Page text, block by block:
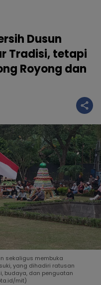
Dusun
Tradisi, tetapi
Royong dan
sekaligus membuka
yang dihadiri ratusan
budaya, dan penguatan
mit)